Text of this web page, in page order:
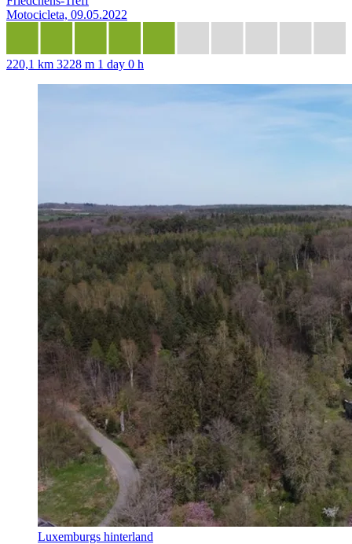
Motocicleta, 09.05.2022
220,1 km 3228 m 1 day 0 h
Luxemburgs hinterland